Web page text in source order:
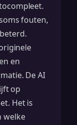
fouten,
en
De AI
op
Het is
welke